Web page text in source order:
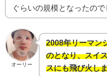
ぐらいの規模となったので
オーリー
2008年リーマン
のとなり、スイ
スにも飛び火し